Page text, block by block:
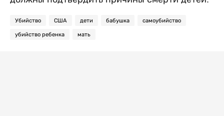
Убийство США дети бабушка самоубийство
убийство ребенка мать